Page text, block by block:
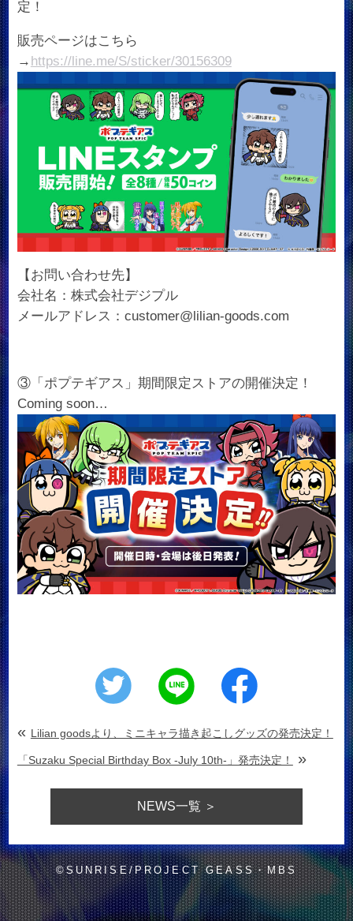
定！
販売ページはこちら
→ https://line.me/S/sticker/30156309
【お問い合わせ先】
会社名：株式会社デジプル
メールアドレス：customer@lilian-goods.com
③「ポプテギアス」期間限定ストアの開催決定！
Coming soon…
« Lilian goodsより、ミニキャラ描き起こしグッズの発売決定！
「Suzaku Special Birthday Box -July 10th-」発売決定！ »
NEWS一覧 ＞
©SUNRISE/PROJECT GEASS・MBS